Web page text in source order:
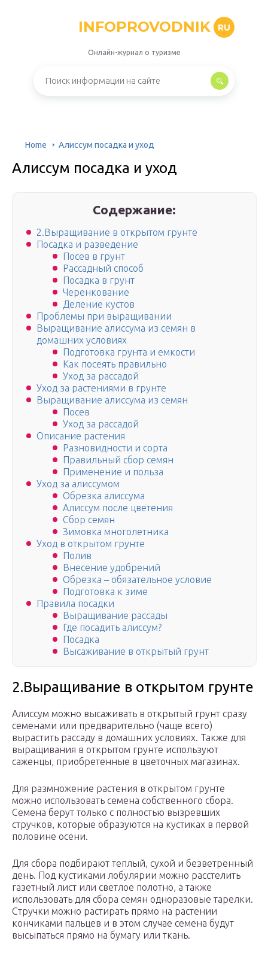
INFOPROVODNIK RU
Онлайн-журнал о туризме
Home Алиссум посадка и уход
Алиссум посадка и уход
Содержание:
2.Выращивание в открытом грунте
Посадка и разведение
Посев в грунт
Рассадный способ
Посадка в грунт
Черенкование
Деление кустов
Проблемы при выращивании
Выращивание алиссума из семян в
домашних условиях
Подготовка грунта и емкости
Как посеять правильно
Уход за рассадой
Уход за растениями в грунте
Выращивание алиссума из семян
Посев
Уход за рассадой
Описание растения
Разновидности и сорта
Правильный сбор семян
Применение и польза
Уход за алиссумом
Обрезка алиссума
Алиссум после цветения
Сбор семян
Зимовка многолетника
Уход в открытом грунте
Полив
Внесение удобрений
Обрезка – обязательное условие
Подготовка к зиме
Правила посадки
Выращивание рассады
Где посадить алиссум?
Посадка
Высаживание в открытый грунт
2.Выращивание в открытом грунте
Алиссум можно высаживать в открытый грунт сразу
семенами или предварительно (чаще всего)
вырастить рассаду в домашних условиях. Также для
выращивания в открытом грунте используют
саженцы, приобретенные в цветочных магазинах.
Для размножение растения в открытом грунте
можно использовать семена собственного сбора.
Семена берут только с полностью вызревших
стручков, которые образуются на кустиках в первой
половине осени.
Для сбора подбирают теплый, сухой и безветренный
день. Под кустиками лобулярии можно расстелить
газетный лист или светлое полотно, а также
использовать для сбора семян одноразовые тарелки.
Стручки можно растирать прямо на растении
кончиками пальцев и в этом случае семена будут
высыпаться прямо на бумагу или ткань.